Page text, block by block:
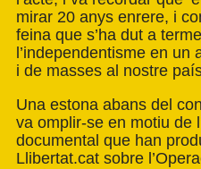
mirar 20 anys enrere, i
feina que s’ha dut a
l’independentisme en
i de masses al nostre
Una estona abans del
va omplir-se en motiu de
documental que han
Llibertat.cat sobre